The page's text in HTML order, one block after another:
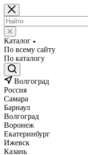
Каталог
По всему сайту
По каталогу
Волгоград
Россия
Самара
Барнаул
Волгоград
Воронеж
Екатеринбург
Ижевск
Казань